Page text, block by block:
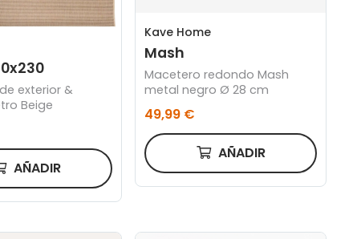
exterior &
Beige
AÑADIR
Kave Home
Mash
Macetero redondo Mash
metal negro Ø 28 cm
49,99 €
AÑADIR